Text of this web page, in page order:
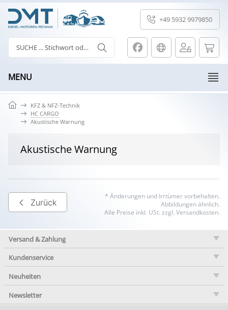
+49 5932 9979850
MENU
KFZ & NFZ-Technik
HC CARGO
Akustische Warnung
Akustische Warnung
Zurück
* Änderungen und Irrtümer vorbehalten.
Abbildungen ähnlich.
Alle Preise inkl. USt. zzgl. Versandkosten.
Versand & Zahlung
Kundenservice
Neuheiten
Newsletter